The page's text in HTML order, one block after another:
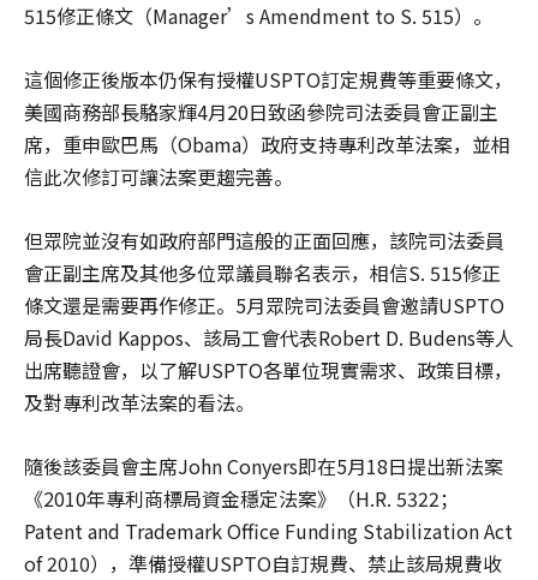
515修正條文（Manager’s Amendment to S. 515）。
這個修正後版本仍保有授權USPTO訂定規費等重要條文，
美國商務部長駱家輝4月20日致函參院司法委員會正副主
席，重申歐巴馬（Obama）政府支持專利改革法案，並相
信此次修訂可讓法案更趨完善。
但眾院並沒有如政府部門這般的正面回應，該院司法委員
會正副主席及其他多位眾議員聯名表示，相信S. 515修正
條文還是需要再作修正。5月眾院司法委員會邀請USPTO
局長David Kappos、該局工會代表Robert D. Budens等人
出席聽證會，以了解USPTO各單位現實需求、政策目標，
及對專利改革法案的看法。
隨後該委員會主席John Conyers即在5月18日提出新法案
《2010年專利商標局資金穩定法案》（H.R. 5322；
Patent and Trademark Office Funding Stabilization Act
of 2010），準備授權USPTO自訂規費、禁止該局規費收